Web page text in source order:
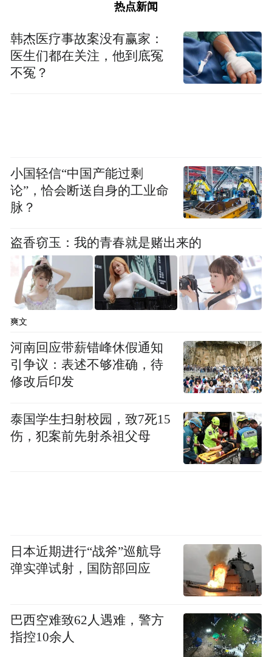
热点新闻
韩杰医疗事故案没有赢家：
医生们都在关注，他到底冤
不冤？
小国轻信“中国产能过剩
论”，恰会断送自身的工业命
脉？
盗香窃玉：我的青春就是赌出来的
爽文
河南回应带薪错峰休假通知
引争议：表述不够准确，待
修改后印发
泰国学生扫射校园，致7死15
伤，犯案前先射杀祖父母
日本近期进行“战斧”巡航导
弹实弹试射，国防部回应
巴西空难致62人遇难，警方
指控10余人